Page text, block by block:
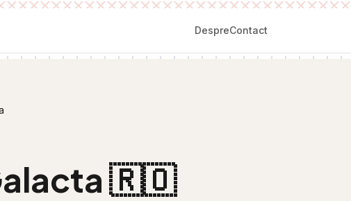
DespreContact
🇷🇴